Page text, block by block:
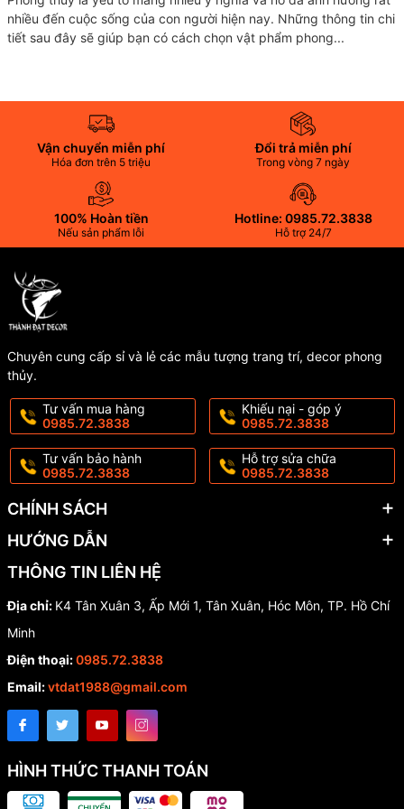
nhiều đến cuộc sống của con người hiện nay. Những thông tin chi
tiết sau đây sẽ giúp bạn có cách chọn vật phẩm phong...
Vận chuyển miễn phí
Hóa đơn trên 5 triệu
Đổi trả miễn phí
Trong vòng 7 ngày
100% Hoàn tiền
Nếu sản phẩm lỗi
Hotline: 0985.72.3838
Hỗ trợ 24/7
Chuyên cung cấp sỉ và lẻ các mẫu tượng trang trí, decor phong
thủy.
Tư vấn mua hàng
0985.72.3838
Khiếu nại - góp ý
0985.72.3838
Tư vấn bảo hành
0985.72.3838
Hỗ trợ sửa chữa
0985.72.3838
CHÍNH SÁCH
HƯỚNG DẪN
THÔNG TIN LIÊN HỆ
Địa chỉ: K4 Tân Xuân 3, Ấp Mới 1, Tân Xuân, Hóc Môn, TP. Hồ Chí
Minh
Điện thoại:0985.72.3838
Email:vtdat1988@gmail.com
HÌNH THỨC THANH TOÁN